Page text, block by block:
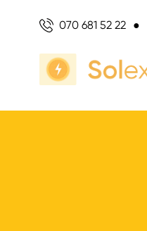
070 681 52 22 ●